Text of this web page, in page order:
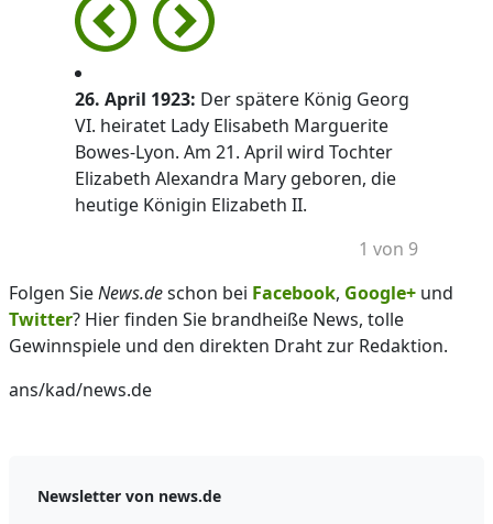
26. April 1923: Der spätere König Georg
VI. heiratet Lady Elisabeth Marguerite
Bowes-Lyon. Am 21. April wird Tochter
Elizabeth Alexandra Mary geboren, die
heutige Königin Elizabeth II.
1 von 9
Folgen SieNews.deschon bei Facebook, Google+ und
Twitter? Hier finden Sie brandheiße News, tolle
Gewinnspiele und den direkten Draht zur Redaktion.
ans/kad/news.de
Newsletter von news.de